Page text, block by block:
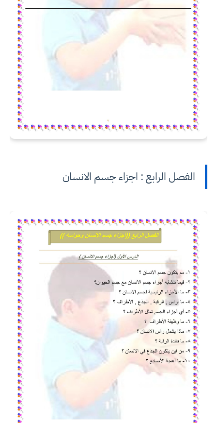
الفصل الرابع : اجزاء جسم الانسان